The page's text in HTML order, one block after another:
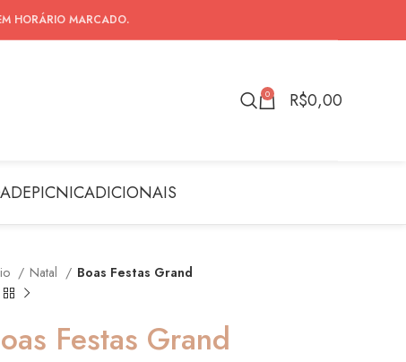
HORÁRIO MARCADO.
0 R$0,00
PICNICADICIONAIS
Natal Boas Festas Grand
Festas Grand